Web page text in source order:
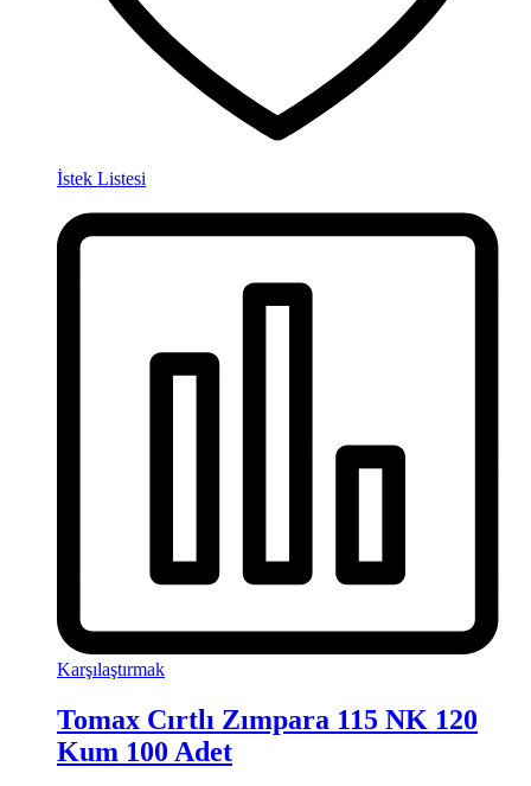
İstek Listesi
Karşılaştırmak
Tomax Cırtlı Zımpara 115 NK 120
Kum 100 Adet